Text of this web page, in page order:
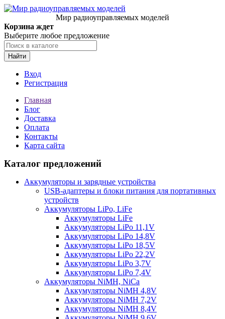
Мир радиоуправляемых моделей
Корзина ждет
Выберите любое предложение
Найти
Вход
Регистрация
Главная
Блог
Доставка
Оплата
Контакты
Карта сайта
Каталог предложений
Аккумуляторы и зарядные устройства
USB-адаптеры и блоки питания для портативных
устройств
Аккумуляторы LiPo, LiFe
Аккумуляторы LiFe
Аккумуляторы LiPo 11,1V
Аккумуляторы LiPo 14,8V
Аккумуляторы LiPo 18,5V
Аккумуляторы LiPo 22,2V
Аккумуляторы LiPo 3,7V
Аккумуляторы LiPo 7,4V
Аккумуляторы NiMH, NiCa
Аккумуляторы NiMH 4,8V
Аккумуляторы NiMH 7,2V
Аккумуляторы NiMH 8,4V